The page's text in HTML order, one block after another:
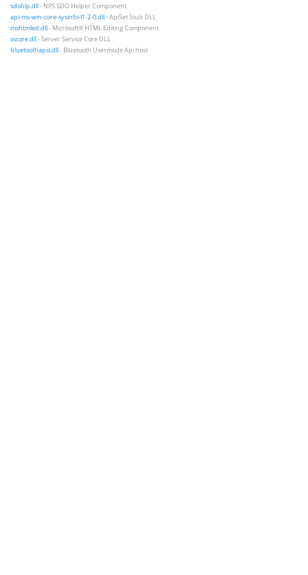
sdohlp.dll- NPS SDO Helper Component
api-ms-win-core-sysinfo-l1-2-0.dll- ApiSet Stub DLL
mshtmled.dll- Microsoft® HTML Editing Component
sscore.dll- Server Service Core DLL
bluetoothapis.dll- Bluetooth Usermode Api host